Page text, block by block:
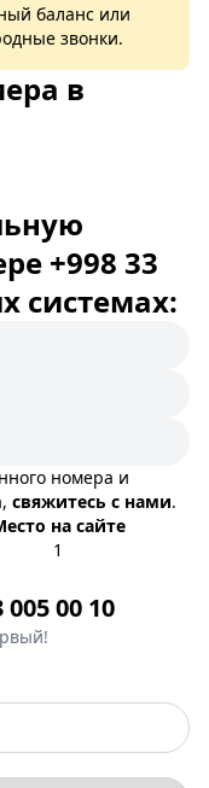
баланс или
звонки.
в
+998 33
системах:
номера и
свяжитесь с нами.
на сайте
1
00 10